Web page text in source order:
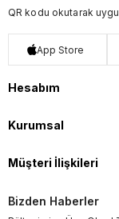
QR kodu okutarak
App Store
Hesabım
Kurumsal
Müşteri İlişkileri
Bizden Haberler